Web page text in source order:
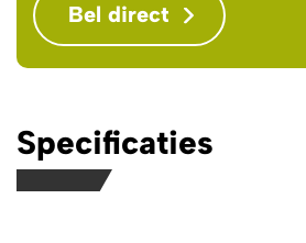
Bel direct
Specificaties